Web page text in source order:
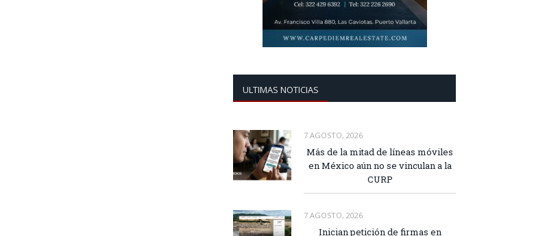
ULTIMAS NOTICIAS
7 AGOSTO, 2026
Más de la mitad de líneas móviles
en México aún no se vinculan a la
CURP
7 AGOSTO, 2026
Inician petición de firmas en